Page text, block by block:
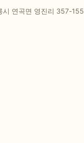
시 연곡면 영진리 357-155